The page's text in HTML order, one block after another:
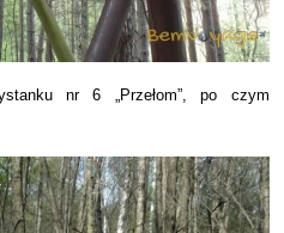
nr 6 „Przełom”, po czym